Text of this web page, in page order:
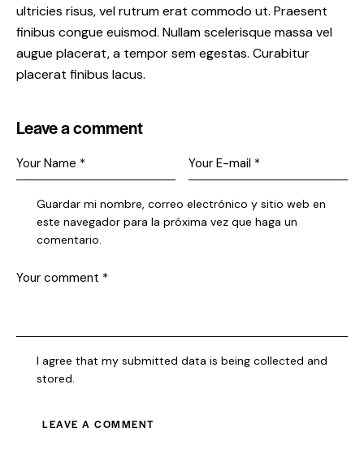
ultricies risus, vel rutrum erat commodo ut. Praesent
finibus congue euismod. Nullam scelerisque massa vel
augue placerat, a tempor sem egestas. Curabitur
placerat finibus lacus.
Leave a comment
Guardar mi nombre, correo electrónico y sitio web en
este navegador para la próxima vez que haga un
comentario.
I agree that my submitted data is being collected and
stored.